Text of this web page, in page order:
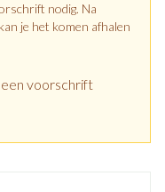
nodig. Na
je het komen afhalen
voorschrift